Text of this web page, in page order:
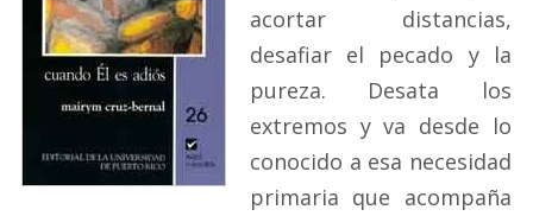
acortar distancias,
desafiar el pecado y la
pureza. Desata los
extremos y va desde lo
conocido a esa necesidad
primaria que acompaña